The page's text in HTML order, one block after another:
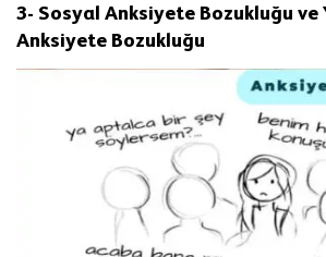
3- Sosyal Anksiyete Bozukluğu ve
Anksiyete Bozukluğu